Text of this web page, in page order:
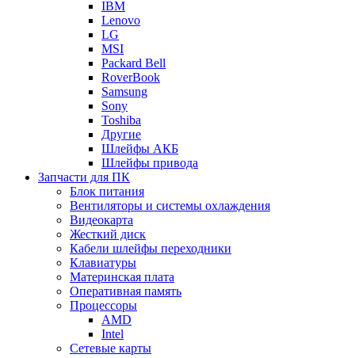
IBM
Lenovo
LG
MSI
Packard Bell
RoverBook
Samsung
Sony
Toshiba
Другие
Шлейфы АКБ
Шлейфы привода
Запчасти для ПК
Блок питания
Вентиляторы и системы охлаждения
Видеокарта
Жесткий диск
Кабели шлейфы переходники
Клавиатуры
Материнская плата
Оперативная память
Процессоры
AMD
Intel
Сетевые карты